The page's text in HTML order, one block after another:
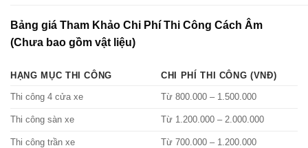
Bảng giá Tham Khảo Chi Phí Thi Công Cách Âm
(Chưa bao gồm vật liệu)
HẠNG MỤC THI CÔNG CHI PHÍ THI CÔNG (VNĐ)
Thi công 4 cửa xe Từ 800.000 – 1.500.000
Thi công sàn xe Từ 1.200.000 – 2.000.000
Thi công trần xe Từ 700.000 – 1.200.000